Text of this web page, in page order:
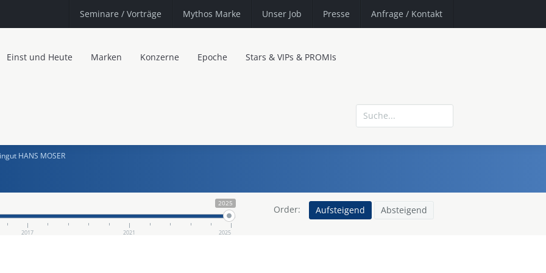
Seminare / Vorträge Mythos Marke Unser Job Presse Anfrage / Kontakt
Einst und Heute Marken Konzerne Epoche Stars & VIPs & PROMIs
HANS MOSER
2025
2017 2021 2025
Order: Aufsteigend Absteigend